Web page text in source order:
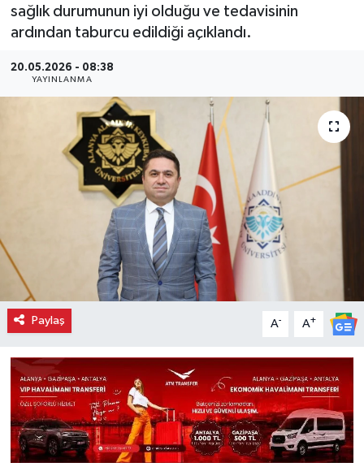
sağlık durumunun iyi olduğu ve tedavisinin
ardından taburcu edildiği açıklandı.
20.05.2026 - 08:38
YAYINLANMA
Paylaş A- A+